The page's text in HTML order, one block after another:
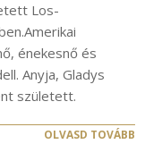
Los-
énekesnő és
Anyja, Gladys
született.
OLVASD TOVÁBB